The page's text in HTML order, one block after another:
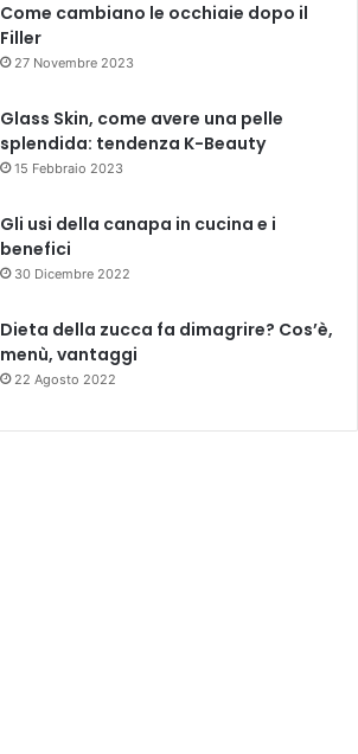
Come cambiano le occhiaie dopo il
Filler
27 Novembre 2023
Glass Skin, come avere una pelle
splendida: tendenza K-Beauty
15 Febbraio 2023
Gli usi della canapa in cucina e i
benefici
30 Dicembre 2022
Dieta della zucca fa dimagrire? Cos’è,
menù, vantaggi
22 Agosto 2022